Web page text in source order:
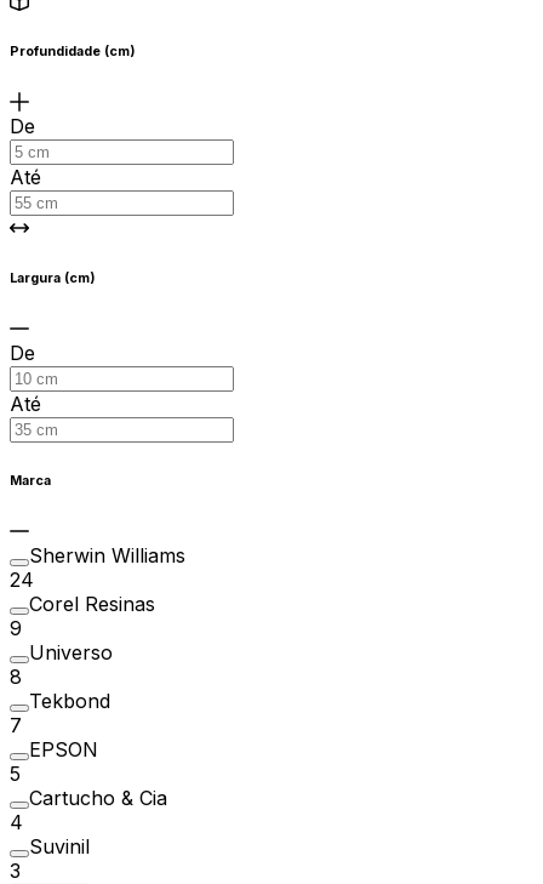
Profundidade (cm)
De
Até
Largura (cm)
De
Até
Marca
Sherwin Williams
24
Corel Resinas
9
Universo
8
Tekbond
7
EPSON
5
Cartucho & Cia
4
Suvinil
3